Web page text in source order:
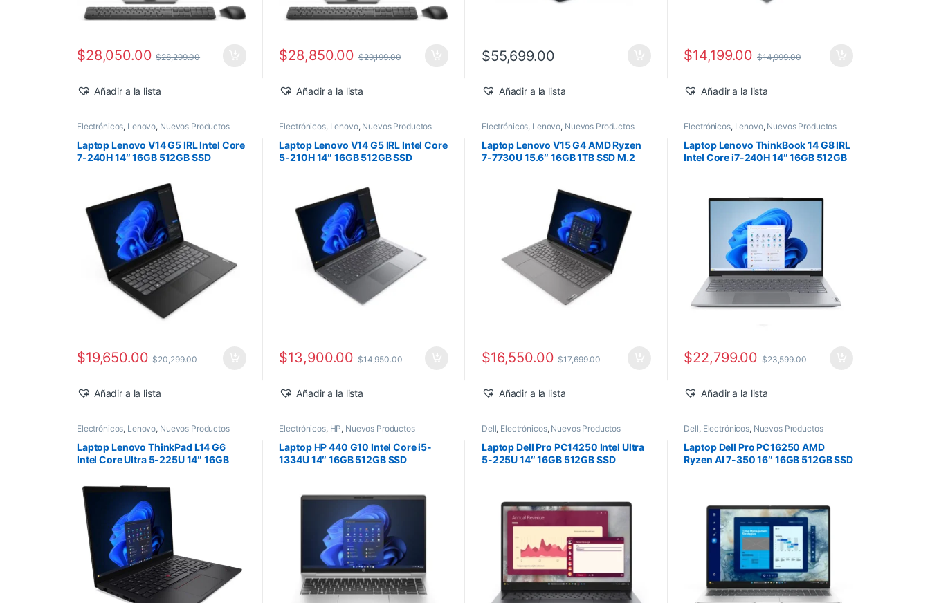
$28,050.00 $28,299.00
Añadir a la lista
$28,850.00 $29,199.00
Añadir a la lista
$55,699.00
Añadir a la lista
$14,199.00 $14,999.00
Añadir a la lista
Electrónicos, Lenovo, Nuevos Productos
Laptop Lenovo V14 G5 IRL Intel Core
7-240H 14″ 16GB 512GB SSD
$19,650.00 $20,299.00
Añadir a la lista
Electrónicos, Lenovo, Nuevos Productos
Laptop Lenovo V14 G5 IRL Intel Core
5-210H 14″ 16GB 512GB SSD
$13,900.00 $14,950.00
Añadir a la lista
Electrónicos, Lenovo, Nuevos Productos
Laptop Lenovo V15 G4 AMD Ryzen
7-7730U 15.6″ 16GB 1TB SSD M.2
$16,550.00 $17,699.00
Añadir a la lista
Electrónicos, Lenovo, Nuevos Productos
Laptop Lenovo ThinkBook 14 G8 IRL
Intel Core i7-240H 14″ 16GB 512GB
$22,799.00 $23,599.00
Añadir a la lista
Electrónicos, Lenovo, Nuevos Productos
Laptop Lenovo ThinkPad L14 G6
Intel Core Ultra 5-225U 14″ 16GB
Electrónicos, HP, Nuevos Productos
Laptop HP 440 G10 Intel Core i5-
1334U 14″ 16GB 512GB SSD
Dell, Electrónicos, Nuevos Productos
Laptop Dell Pro PC14250 Intel Ultra
5-225U 14″ 16GB 512GB SSD
Dell, Electrónicos, Nuevos Productos
Laptop Dell Pro PC16250 AMD
Ryzen AI 7-350 16″ 16GB 512GB SSD